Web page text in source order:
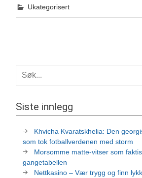
Ukategorisert
Siste innlegg
Khvicha Kvaratskhelia: Den
som tok fotballverdenen med storm
Morsomme matte-vitser som
gangetabellen
Nettkasino – Vær trygg og finn